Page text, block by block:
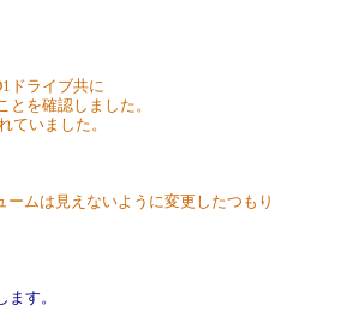
ドライブ共に
を確認しました。
ていました。
ムは見えないように変更したつもり
す。